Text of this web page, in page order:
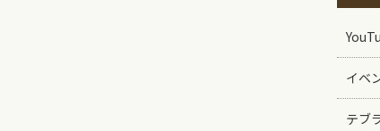
イベ
テブ